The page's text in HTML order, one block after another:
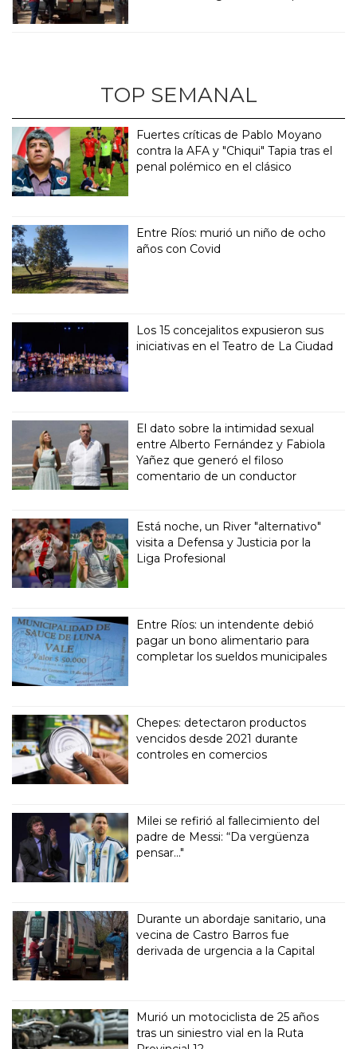
TOP SEMANAL
Fuertes críticas de Pablo Moyano
contra la AFA y "Chiqui" Tapia tras el
penal polémico en el clásico
Entre Ríos: murió un niño de ocho
años con Covid
Los 15 concejalitos expusieron sus
iniciativas en el Teatro de La Ciudad
El dato sobre la intimidad sexual
entre Alberto Fernández y Fabiola
Yañez que generó el filoso
comentario de un conductor
Está noche, un River "alternativo"
visita a Defensa y Justicia por la
Liga Profesional
Entre Ríos: un intendente debió
pagar un bono alimentario para
completar los sueldos municipales
Chepes: detectaron productos
vencidos desde 2021 durante
controles en comercios
Milei se refirió al fallecimiento del
padre de Messi: “Da vergüenza
pensar..."
Durante un abordaje sanitario, una
vecina de Castro Barros fue
derivada de urgencia a la Capital
Murió un motociclista de 25 años
tras un siniestro vial en la Ruta